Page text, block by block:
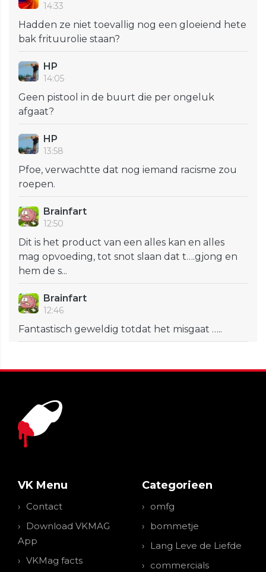
14:33
Hadden ze niet toevallig nog een gloeiend hete
bak frituurolie staan?
HP
14:05
Geen pistool in de buurt die per ongeluk
afgaat?
HP
13:58
Pfoe, verwachtte dat nog iemand racisme zou
roepen.
Brainfart
12:50
Dit is het product van een alles kan en alles
mag opvoeding, tot snot slaan dat t….gjong en
hem de s...
Brainfart
12:46
Fantastisch geweldig totdat het misgaat …..
VK Menu
Contact
Download VKMAG
App
VKMag facts
Categorieen
omfg
bommetje
Lang Leve de Liefde
commercials